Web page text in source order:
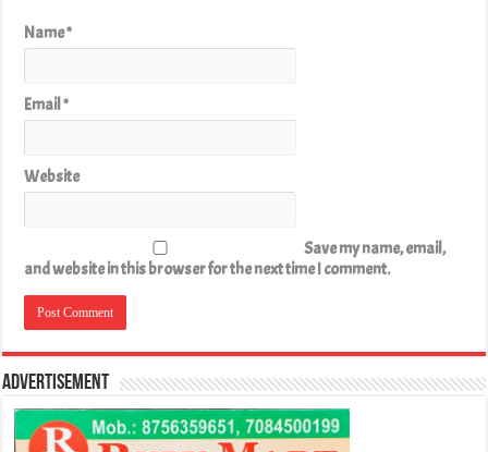
Name*
Email*
Website
Save my name, email,
and website in this browser for the next time I comment.
Advertisement